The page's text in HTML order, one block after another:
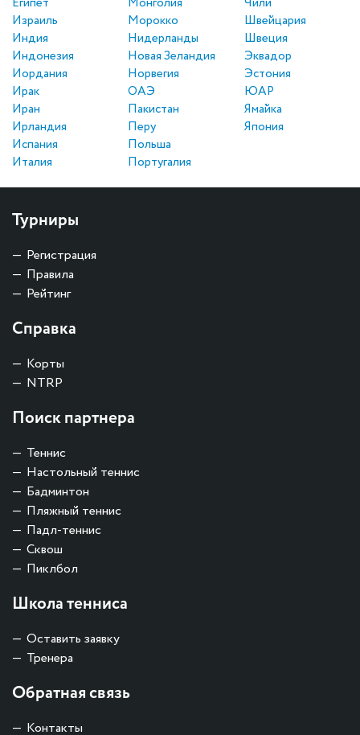
Израиль
Индия
Индонезия
Иордания
Ирак
Иран
Ирландия
Испания
Италия
Морокко
Нидерланды
Новая Зеландия
Норвегия
ОАЭ
Пакистан
Перу
Польша
Португалия
Швейцария
Швеция
Эквадор
Эстония
ЮАР
Ямайка
Япония
Турниры
Регистрация
Правила
Рейтинг
Справка
Корты
NTRP
Поиск партнера
Теннис
Настольный теннис
Бадминтон
Пляжный теннис
Падл-теннис
Сквош
Пиклбол
Школа тенниса
Оставить заявку
Тренера
Обратная связь
Контакты